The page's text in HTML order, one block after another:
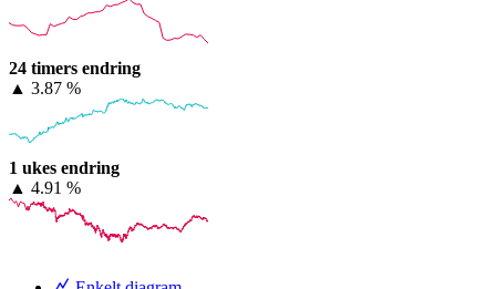
24 timers endring
▲ 3.87 %
1 ukes endring
▲ 4.91 %